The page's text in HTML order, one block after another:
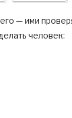
— ими
человек: